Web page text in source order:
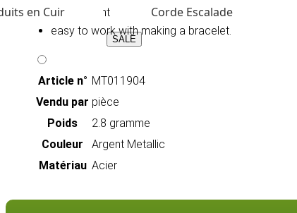
en Cuir Corde Escalade
SALE
Slightly bent
easy to work with making a bracelet.
Article n° MT011904
Vendu par pièce
Poids
2.8 gramme
Couleur
Argent Metallic
Matériau Acier